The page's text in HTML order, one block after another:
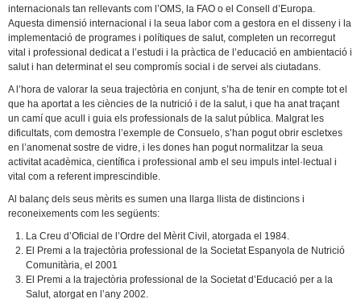
internacionals tan rellevants com l’OMS, la FAO o el Consell d’Europa.
Aquesta dimensió internacional i la seua labor com a gestora en el disseny i la
implementació de programes i polítiques de salut, completen un recorregut
vital i professional dedicat a l’estudi i la pràctica de l’educació en ambientació i
salut i han determinat el seu compromís social i de servei als ciutadans.
A l’hora de valorar la seua trajectòria en conjunt, s’ha de tenir en compte tot el
que ha aportat a les ciències de la nutrició i de la salut, i que ha anat traçant
un camí que acull i guia els professionals de la salut pública. Malgrat les
dificultats, com demostra l’exemple de Consuelo, s’han pogut obrir escletxes
en l’anomenat sostre de vidre, i les dones han pogut normalitzar la seua
activitat acadèmica, científica i professional amb el seu impuls intel·lectual i
vital com a referent imprescindible.
Al balanç dels seus mèrits es sumen una llarga llista de distincions i
reconeixements com les següents:
La Creu d’Oficial de l’Ordre del Mèrit Civil, atorgada el 1984.
El Premi a la trajectòria professional de la Societat Espanyola de Nutrició
Comunitària, el 2001
El Premi a la trajectòria professional de la Societat d’Educació per a la
Salut, atorgat en l’any 2002.